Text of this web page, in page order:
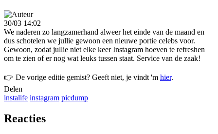
30/03 14:02
We naderen zo langzamerhand alweer het einde van de maand en
dus schotelen we jullie gewoon een nieuwe portie celebs voor.
Gewoon, zodat jullie niet elke keer Instagram hoeven te refreshen
om te zien of er nog wat leuks tussen staat. Service van de zaak!
👉 De vorige editie gemist? Geeft niet, je vindt 'm hier.
Delen
instalife instagram picdump
Reacties